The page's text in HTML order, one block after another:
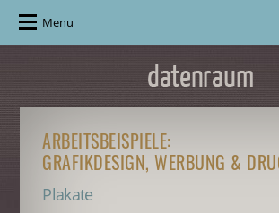
Menu
ARBEITSBEISPIELE:
GRAFIKDESIGN, WERBUNG &
Plakate